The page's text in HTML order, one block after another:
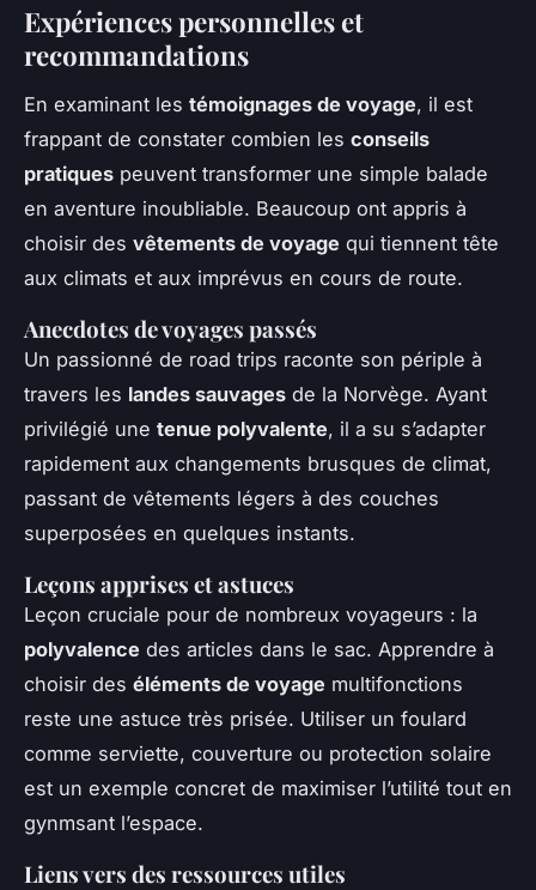
Expériences personnelles et
recommandations
En examinant les témoignages de voyage, il est
frappant de constater combien les conseils
pratiques peuvent transformer une simple balade
en aventure inoubliable. Beaucoup ont appris à
choisir des vêtements de voyage qui tiennent tête
aux climats et aux imprévus en cours de route.
Anecdotes de voyages passés
Un passionné de road trips raconte son périple à
travers les landes sauvages de la Norvège. Ayant
privilégié une tenue polyvalente, il a su s’adapter
rapidement aux changements brusques de climat,
passant de vêtements légers à des couches
superposées en quelques instants.
Leçons apprises et astuces
Leçon cruciale pour de nombreux voyageurs : la
polyvalence des articles dans le sac. Apprendre à
choisir des éléments de voyage multifonctions
reste une astuce très prisée. Utiliser un foulard
comme serviette, couverture ou protection solaire
est un exemple concret de maximiser l’utilité tout en
gynmsant l’espace.
Liens vers des ressources utiles